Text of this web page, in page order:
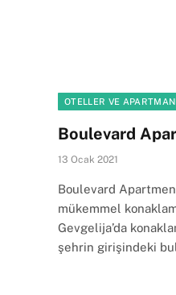
OTELLER VE
Boulevard
13 Ocak 2021
Boulevard
mükemmel
Gevgelija’da
şehrin girişindeki